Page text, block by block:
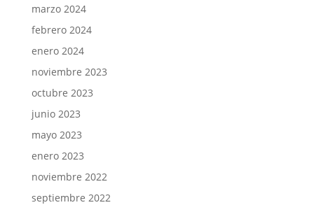
marzo 2024
febrero 2024
enero 2024
noviembre 2023
octubre 2023
junio 2023
mayo 2023
enero 2023
noviembre 2022
septiembre 2022